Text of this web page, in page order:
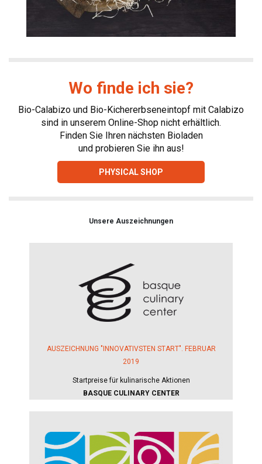
Wo finde ich sie?
Bio-Calabizo und Bio-Kichererbseneintopf mit Calabizo
sind in unserem Online-Shop nicht erhältlich.
Finden Sie Ihren nächsten Bioladen
und probieren Sie ihn aus!
PHYSICAL SHOP
Unsere Auszeichnungen
AUSZEICHNUNG "INNOVATIVSTEN START". FEBRUAR
2019
Startpreise für kulinarische Aktionen
BASQUE CULINARY CENTER